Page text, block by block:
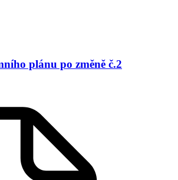
plánu po změně č.2